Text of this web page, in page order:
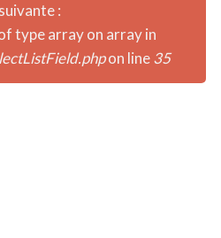
:
type array on array in
on line35